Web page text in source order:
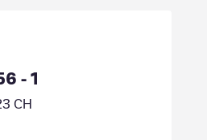
- 1
CH